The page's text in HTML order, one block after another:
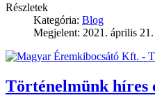
Részletek
Kategória: Blog
Megjelent: 2021. április 21.
Történelmünk híres